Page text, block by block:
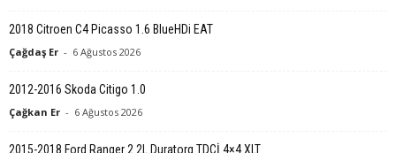
2018 Citroen C4 Picasso 1.6 BlueHDi EAT
Çağdaş Er - 6 Ağustos 2026
2012-2016 Skoda Citigo 1.0
Çağkan Er - 6 Ağustos 2026
2015-2018 Ford Ranger 2.2L Duratorq TDCİ 4×4 XLT